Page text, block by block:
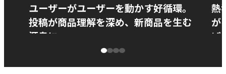
ユーザーがユーザーを動かす好循環。
投稿が商品理解を深め、新商品を生む
源泉に
熱
が
ぱ